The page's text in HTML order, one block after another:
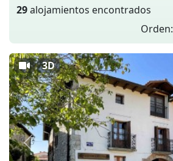
29alojamientos encontrados
Orden:
Anterior
3D